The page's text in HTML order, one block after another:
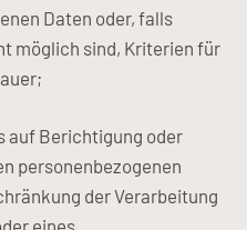
Daten oder, falls
möglich sind, Kriterien für
auf Berichtigung oder
personenbezogenen
der Verarbeitung
eines